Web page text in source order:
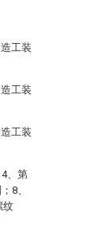
工装
工装
工装
、第
8、
纹